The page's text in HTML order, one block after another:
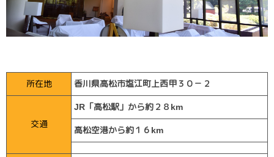
所在地 香川県高松市塩江町上西甲３０－２
交通
JR「高松駅」から約２８km
高松空港から約１６km